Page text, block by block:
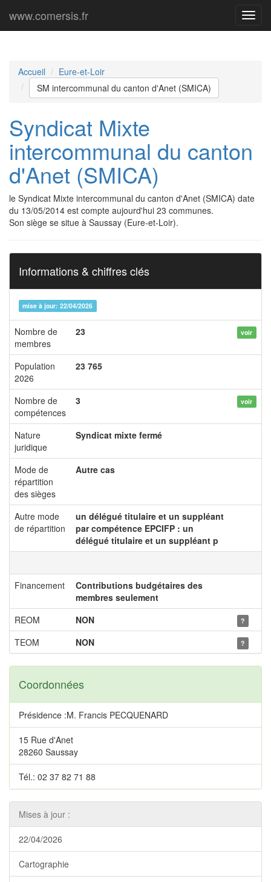
Menu
www.comersis.fr
Accueil
Eure-et-Loir
SM intercommunal du canton d'Anet (SMICA)
Syndicat Mixte
intercommunal du canton
d'Anet (SMICA)
le Syndicat Mixte intercommunal du canton d'Anet (SMICA) date
du 13/05/2014 est compte aujourd'hui 23 communes.
Son siège se situe à Saussay (Eure-et-Loir).
Informations & chiffres clés
mise à jour: 22/04/2026
Nombre de
membres
23 voir
Population
2026
23 765
Nombre de
compétences
3 voir
Nature
juridique
Syndicat mixte fermé
Mode de
répartition
des sièges
Autre cas
Autre mode
de répartition
un délégué titulaire et un suppléant
par compétence EPCIFP : un
délégué titulaire et un suppléant p
Financement
Contributions budgétaires des
membres seulement
REOM
NON ?
TEOM NON ?
Coordonnées
Présidence :M. Francis PECQUENARD
15 Rue d'Anet
28260 Saussay
Tél.: 02 37 82 71 88
Mises à jour :
22/04/2026
Cartographie